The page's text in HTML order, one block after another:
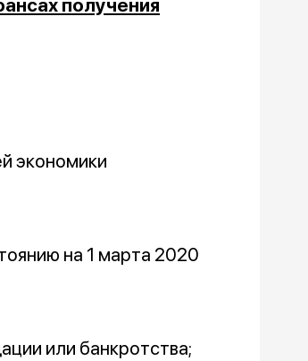
получения
экономики
на 1 марта 2020
или банкротства;